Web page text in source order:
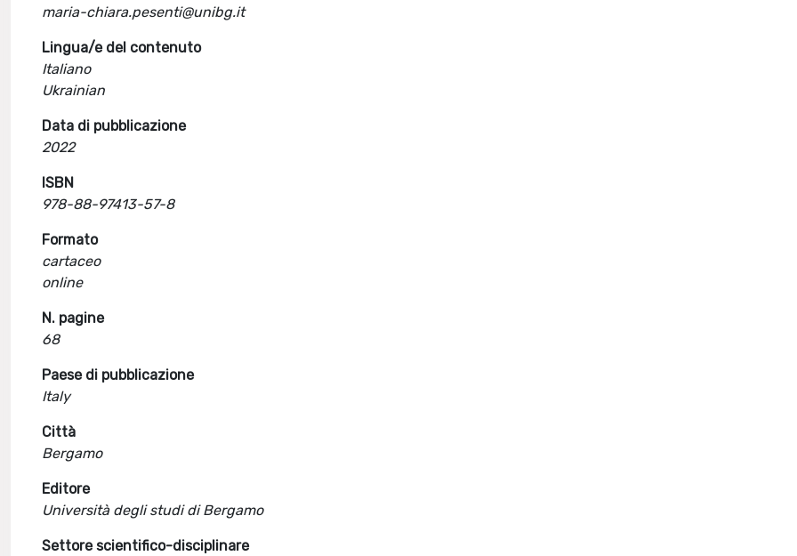
maria-chiara.pesenti@unibg.it
Lingua/e del contenuto
Italiano
Ukrainian
Data di pubblicazione
2022
ISBN
978-88-97413-57-8
Formato
cartaceo
online
N. pagine
68
Paese di pubblicazione
Italy
Città
Bergamo
Editore
Università degli studi di Bergamo
Settore scientifico-disciplinare